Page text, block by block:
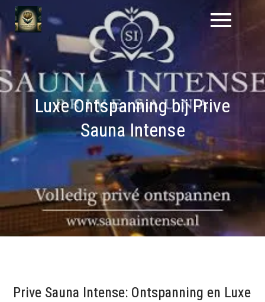
Naar
de
inhoud
gaan
Luxe Ontspanning bij Prive
Sauna Intense
Prive Sauna Intense: Ontspanning en Luxe